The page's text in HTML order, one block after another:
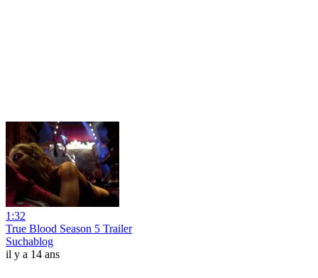
1:32
True Blood Season 5 Trailer
Suchablog
il y a 14 ans